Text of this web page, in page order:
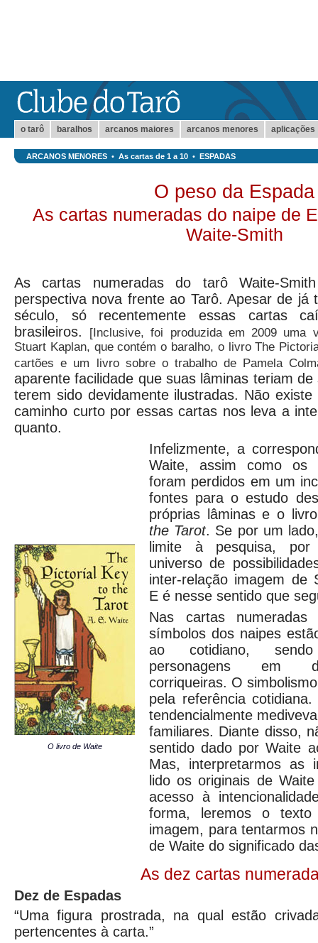
o tarô baralhos arcanos maiores arcanos menores aplicações
ARCANOS MENORES • As cartas de 1 a 10 • ESPADAS
O peso da Espada
As cartas numeradas do naipe de
Waite-Smith
As cartas numeradas do tarô Waite-
perspectiva nova frente ao Tarô. Apesar de já
século, só recentemente essas cartas
brasileiros.
[Inclusive, foi produzida em 2009 uma
Stuart Kaplan, que contém o baralho, o livro The
cartões e um livro sobre o trabalho de Pamela
aparente facilidade que suas lâminas teriam
terem sido devidamente ilustradas. Não
caminho curto por essas cartas nos leva a
quanto.
O livro de Waite
Infelizmente, a
Waite, assim como os
foram perdidos em um
fontes para o estudo
próprias lâminas e o
the Tarot. Se por um
limite à pesquisa,
universo de
inter-relação imagem de
E é nesse sentido que
Nas cartas
símbolos dos naipes
ao cotidiano,
personagens em
corriqueiras. O
pela referência
tendencialmente
familiares. Diante disso,
sentido dado por Waite
Mas, interpretarmos as
lido os originais de
acesso à
forma, leremos o
imagem, para tentarmos
de Waite do significado
As dez cartas
Dez de Espadas
“Uma figura prostrada, na qual estão
pertencentes à carta.”